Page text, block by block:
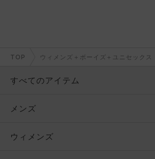
TOP ウィメンズ＋ボーイズ＋ユニセックス
すべてのアイテム
メンズ
ウィメンズ
メンズ
トップス
ウィメンズ